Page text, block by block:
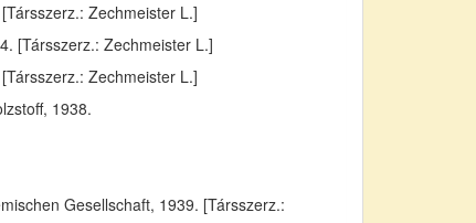
Zechmeister L.]
[Társszerz.: Zechmeister L.]
Zechmeister L.]
1938.
Gesellschaft, 1939. [Társszerz.: